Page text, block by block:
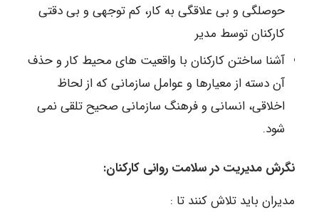
حوصلگی و بی علاقگی به کار، کم توجهی و بی دقتی
کارکنان توسط مدیر
آشنا ساختن کارکنان با واقعیت های محیط کار و حذف
آن دسته از معیارها و عوامل سازمانی که از لحاظ
اخلاقی، انسانی و فرهنگ سازمانی صحیح تلقی نمی
شود.
نگرش مدیریت در سلامت روانی کارکنان:
مدیران باید تلاش کنند تا :